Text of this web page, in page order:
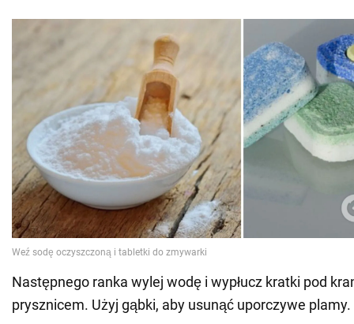
Następnego ranka wylej wodę i wypłucz kratki pod
prysznicem. Użyj gąbki, aby usunąć uporczywe plamy.